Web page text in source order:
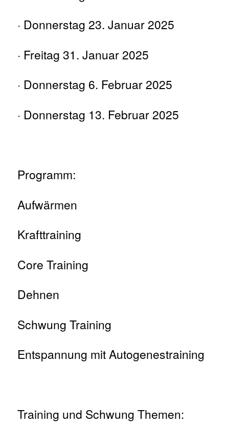
· Donnerstag 23. Januar 2025
· Freitag 31. Januar 2025
· Donnerstag 6. Februar 2025
· Donnerstag 13. Februar 2025
Programm:
Aufwärmen
Krafttraining
Core Training
Dehnen
Schwung Training
Entspannung mit Autogenestraining
Training und Schwung Themen: